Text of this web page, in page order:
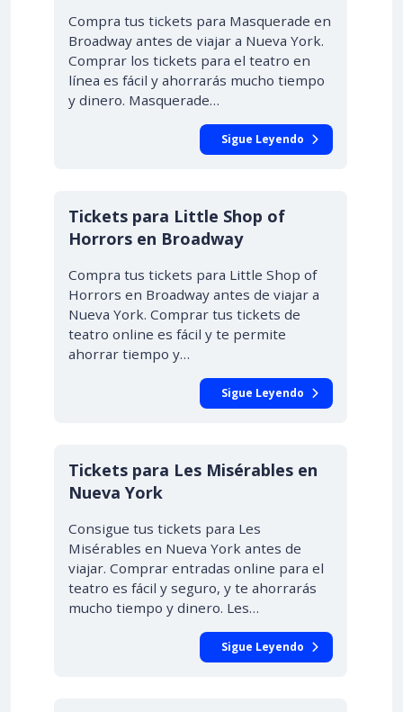
Compra tus tickets para Masquerade en
Broadway antes de viajar a Nueva York.
Comprar los tickets para el teatro en
línea es fácil y ahorrarás mucho tiempo
y dinero. Masquerade…
Sigue Leyendo
Tickets para Little Shop of
Horrors en Broadway
Compra tus tickets para Little Shop of
Horrors en Broadway antes de viajar a
Nueva York. Comprar tus tickets de
teatro online es fácil y te permite
ahorrar tiempo y…
Sigue Leyendo
Tickets para Les Misérables en
Nueva York
Consigue tus tickets para Les
Misérables en Nueva York antes de
viajar. Comprar entradas online para el
teatro es fácil y seguro, y te ahorrarás
mucho tiempo y dinero. Les…
Sigue Leyendo